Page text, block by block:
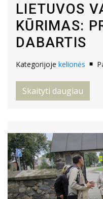
LIETUVOS
KŪRIMAS:
DABARTIS
Kategorijoje kelionės
Skaityti daugiau